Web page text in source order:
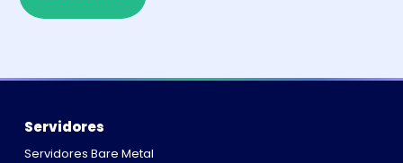
Servidores
Servidores Bare Metal